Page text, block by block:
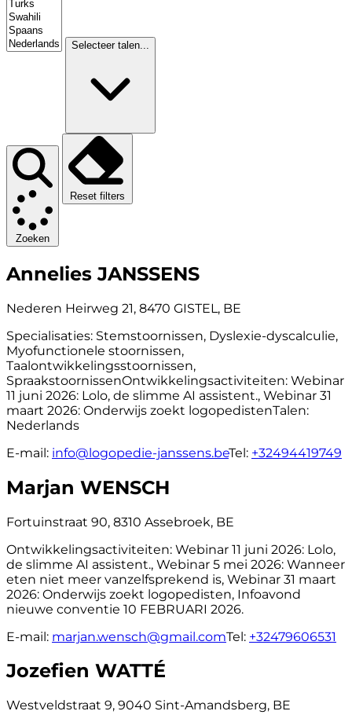
Selecteer talen...
Zoeken
Reset filters
Annelies JANSSENS
Nederen Heirweg 21, 8470 GISTEL, BE
Specialisaties: Stemstoornissen, Dyslexie-dyscalculie,
Myofunctionele stoornissen,
Taalontwikkelingsstoornissen,
SpraakstoornissenOntwikkelingsactiviteiten: Webinar
11 juni 2026: Lolo, de slimme AI assistent., Webinar 31
maart 2026: Onderwijs zoekt logopedistenTalen:
Nederlands
E-mail: info@logopedie-janssens.beTel: +32494419749
Marjan WENSCH
Fortuinstraat 90, 8310 Assebroek, BE
Ontwikkelingsactiviteiten: Webinar 11 juni 2026: Lolo,
de slimme AI assistent., Webinar 5 mei 2026: Wanneer
eten niet meer vanzelfsprekend is, Webinar 31 maart
2026: Onderwijs zoekt logopedisten, Infoavond
nieuwe conventie 10 FEBRUARI 2026.
E-mail: marjan.wensch@gmail.comTel: +32479606531
Jozefien WATTÉ
Westveldstraat 9, 9040 Sint-Amandsberg, BE